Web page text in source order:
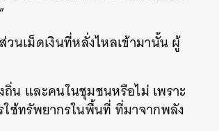
วนเม็ดเงินที่หลั่งไหลเข้ามานั้น ผู้
น และคนในชุมชนหรือไม่ เพราะ
ช้ทรัพยากรในพื้นที่ ที่มาจากพลัง